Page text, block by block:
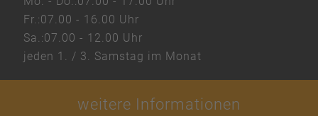
Fr.:07.00 - 16.00 Uhr
Sa.:07.00 - 12.00 Uhr
jeden 1. / 3. Samstag im Monat
weitere Informationen